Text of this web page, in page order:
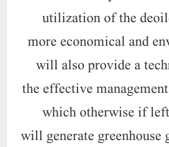
utilization of the
more economical and
will also provide a
the effective
which otherwise if
will generate greenhouse